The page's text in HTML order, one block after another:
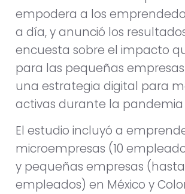
empodera a los
a día, y anunció los
encuesta sobre el impacto
para las pequeñas
una estrategia digital para
activas durante la
El estudio incluyó a
microempresas (10
y pequeñas empresas
empleados) en México y